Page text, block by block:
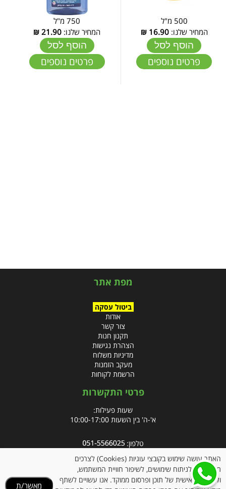
500 מ"ל
המחיר שלנו:16.90
₪
הוסף לסל
פרטים נוספים
750 מ"ל
המחיר שלנו: 21.90
₪
הוסף לסל
פרטים נוספים
מפת אתר
ביטול עסקה
אודות
צור קשר
תקנון חנות
הצהרת נגישות
מדיניות משלוח
מעקב הזמנות
הרשמת לקוחות
פרטי התקשרות
שעות פעילות:
א'-ה' בין השעות 10:00-17:00
טלפון:
אימייל:info@clubpharm.co.il
האתר עושה שימוש בקובצי עוגיות (Cookies) לצרכים
תפעוליים, לניתוח שימושים, לשיפור חוויית המשתמש,
ולהתאמה אישית של תוכן ופרסום ממוקד. אנו עשויים לשתף
מאשר/ת